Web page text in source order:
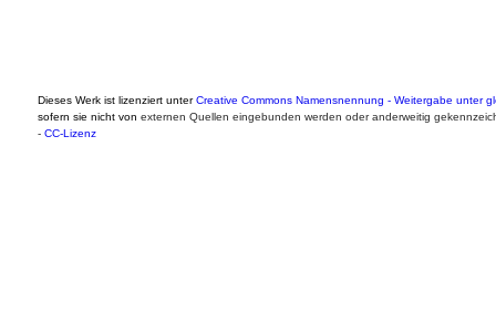
Dieses Werk ist lizenziert unterCreative Commons Namensnennung - Weitergabe unter
sofern sie nicht von externen Quellen eingebunden werden oder anderweitig
- CC-Lizenz